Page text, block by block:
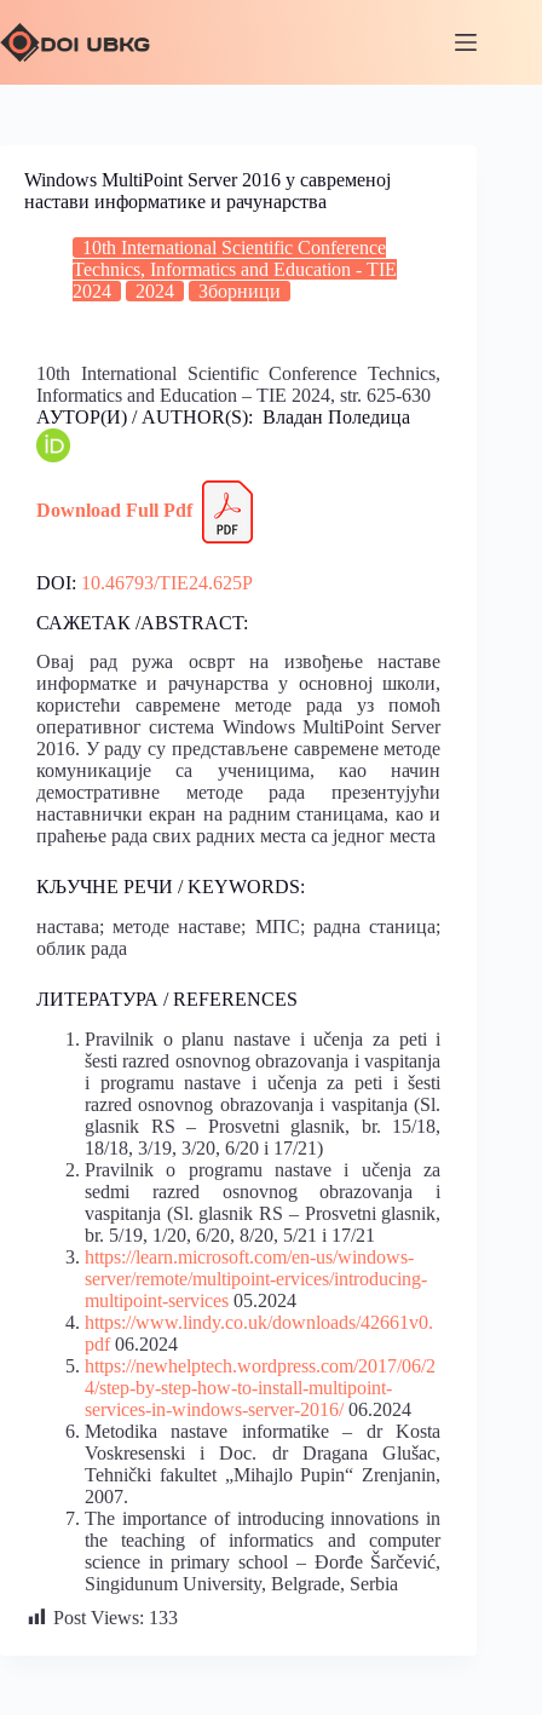
Windows MultiPoint Server 2016 у савременој
настави информатике и рачунарства
10th International Scientific Conference
Technics, Informatics and Education - TIE
2024
2024 Зборници
10th International Scientific Conference Technics,
Informatics and Education – TIE 2024, str. 625-630
АУТОР(И) / AUTHOR(S): Владан Поледица
Download Full Pdf
DOI: 10.46793/TIE24.625P
САЖЕТАК /ABSTRACT:
Овај рад ружа осврт на извођење наставе
информатке и рачунарства у основној школи,
користећи савремене методе рада уз помоћ
оперативног система Windows MultiPoint Server
2016. У раду су представљене савремене методе
комуникације са ученицима, као начин
демостративне методе рада презентујући
наставнички екран на радним станицама, као и
праћење рада свих радних места са једног места
КЉУЧНЕ РЕЧИ / KEYWORDS:
настава; методе наставе; МПС; радна станица;
облик рада
ЛИТЕРАТУРА / REFERENCES
Pravilnik o planu nastave i učenja za peti i
šesti razred osnovnog obrazovanja i vaspitanja
i programu nastave i učenja za peti i šesti
razred osnovnog obrazovanja i vaspitanja (Sl.
glasnik RS – Prosvetni glasnik, br. 15/18,
18/18, 3/19, 3/20, 6/20 i 17/21)
Pravilnik o programu nastave i učenja za
sedmi razred osnovnog obrazovanja i
vaspitanja (Sl. glasnik RS – Prosvetni glasnik,
br. 5/19, 1/20, 6/20, 8/20, 5/21 i 17/21
https://learn.microsoft.com/en-us/windows-
server/remote/multipoint-ervices/introducing-
multipoint-services 05.2024
https://www.lindy.co.uk/downloads/42661v0.
pdf06.2024
https://newhelptech.wordpress.com/2017/06/2
4/step-by-step-how-to-install-multipoint-
services-in-windows-server-2016/06.2024
Metodika nastave informatike – dr Kosta
Voskresenski i Doc. dr Dragana Glušac,
Tehnički fakultet „Mihajlo Pupin“ Zrenjanin,
2007.
The importance of introducing innovations in
the teaching of informatics and computer
science in primary school – Đorđe Šarčević,
Singidunum University, Belgrade, Serbia
Post Views: 133